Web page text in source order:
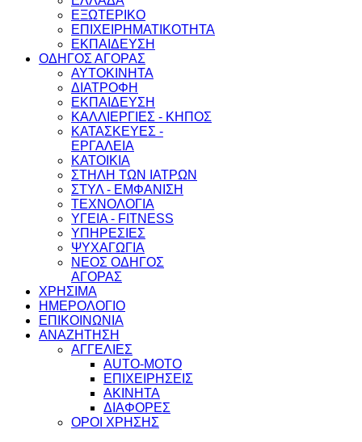
ΕΞΩΤΕΡΙΚΟ
ΕΠΙΧΕΙΡΗΜΑΤΙΚΟΤΗΤΑ
ΕΚΠΑΙΔΕΥΣΗ
ΟΔΗΓΟΣ ΑΓΟΡΑΣ
ΑΥΤΟΚΙΝΗΤΑ
ΔΙΑΤΡΟΦΗ
ΕΚΠΑΙΔΕΥΣΗ
ΚΑΛΛΙΕΡΓΙΕΣ - ΚΗΠΟΣ
ΚΑΤΑΣΚΕΥΕΣ -
ΕΡΓΑΛΕΙΑ
ΚΑΤΟΙΚΙΑ
ΣΤΗΛΗ ΤΩΝ ΙΑΤΡΩΝ
ΣΤΥΛ - ΕΜΦΑΝΙΣΗ
ΤΕΧΝΟΛΟΓΙΑ
ΥΓΕΙΑ - FITNESS
ΥΠΗΡΕΣΙΕΣ
ΨΥΧΑΓΩΓΙΑ
ΝΕΟΣ ΟΔΗΓΟΣ
ΑΓΟΡΑΣ
ΧΡΗΣΙΜΑ
ΗΜΕΡΟΛΟΓΙΟ
ΕΠΙΚΟΙΝΩΝΙΑ
ΑΝΑΖΗΤΗΣΗ
ΑΓΓΕΛΙΕΣ
AUTO-MOTO
ΕΠΙΧΕΙΡΗΣΕΙΣ
ΑΚΙΝΗΤΑ
ΔΙΑΦΟΡΕΣ
ΟΡΟΙ ΧΡΗΣΗΣ